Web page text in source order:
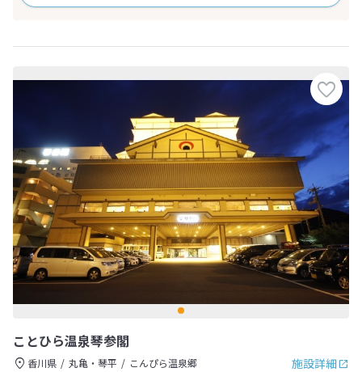
ことひら温泉琴参閣
施設詳細
香川県 丸亀・琴平
こんぴら温泉郷